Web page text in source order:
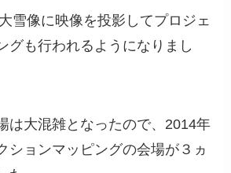
雪像に映像を投影してプロジェ
グも行われるようになりまし
は大混雑となったので、2014年
ションマッピングの会場が３ヵ